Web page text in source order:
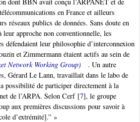
en France et ailleurs
réseaux publics de données. Sans doute en
approche non conventionnelle, les
défendaient leur philosophie d’interconnexion
et Zimmermann étaient actifs au sein de
Network Working Group)
. Un autre
Gérard Le Lann, travaillait dans le labo de
possibilité de participer directement à la
de l’ARPA. Selon Cerf[7], le groupe
aux premières discussions pour savoir à
d’extrémité].” »